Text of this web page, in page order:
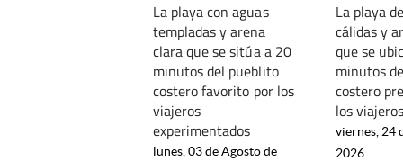
La playa con aguas
templadas y arena
clara que se sitúa a 20
minutos del pueblito
costero favorito por los
viajeros
experimentados
lunes, 03 de Agosto de
La playa
cálidas y
que se
minutos
costero
los
viernes, 24
2026